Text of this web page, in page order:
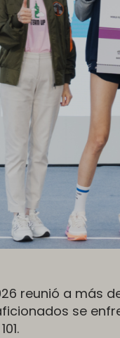
reunió a más
se